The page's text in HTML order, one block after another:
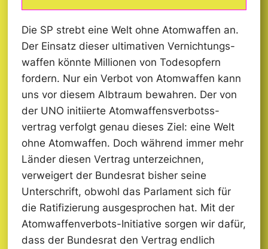
Die SP strebt eine Welt ohne Atomwaffen an.
Der Einsatz dieser ultimativen Vernichtungs­
waffen könnte Millionen von Todesopfern
fordern. Nur ein Verbot von Atomwaffen kann
uns vor diesem Albtraum bewahren. Der von
der UNO initiierte Atomwaffens­verbotss­
vertrag verfolgt genau dieses Ziel: eine Welt
ohne Atomwaffen. Doch während immer mehr
Länder diesen Vertrag unterzeichnen,
verweigert der Bundesrat bisher seine
Unterschrift, obwohl das Parlament sich für
die Ratifizierung ausgesprochen hat. Mit der
Atomwaffenverbots-Initiative sorgen wir dafür,
dass der Bundesrat den Vertrag endlich